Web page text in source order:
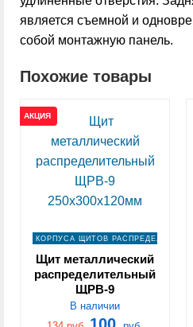
является съемной и
собой монтажную панель.
Похожие товары
АКЦИЯ
КОРПУСА ЩИТОВ РАСПРЕДЕЛЕНИЯ
Щит металлический
распределительный
ЩРВ-9
250х300х120мм
В наличии